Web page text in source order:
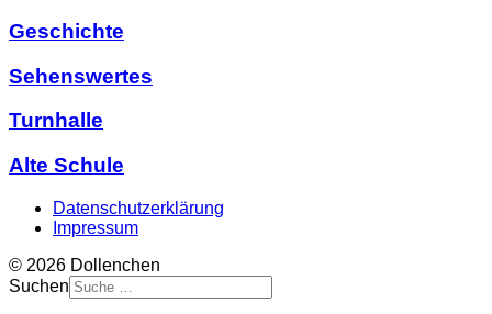
Geschichte
Sehenswertes
Turnhalle
Alte Schule
Datenschutzerklärung
Impressum
© 2026 Dollenchen
Suchen